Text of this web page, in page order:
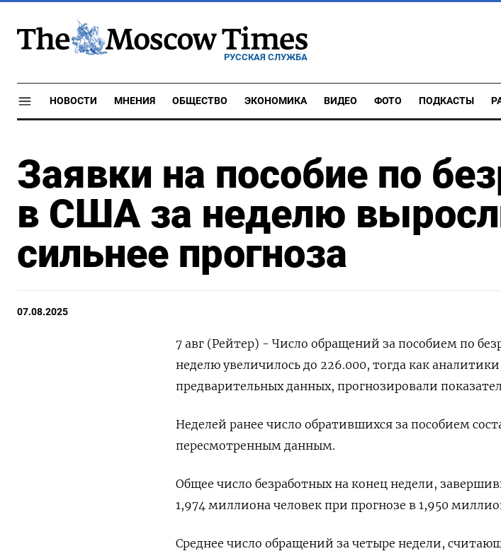
РУССКАЯ СЛУЖБА
НОВОСТИ МНЕНИЯ ОБЩЕСТВО ЭКОНОМИКА ВИДЕО ФОТО ПОДКАСТЫ
Заявки на пособие по
в США за неделю
сильнее прогноза
07.08.2025
7 авг (Рейтер) - Число обращений за пособием по
неделю увеличилось до 226.000, тогда как
предварительных данных, прогнозировали
Неделей ранее число обратившихся за пособием
пересмотренным данным.
Общее число безработных на конец недели,
1,974 миллиона человек при прогнозе в 1,950
Среднее число обращений за четыре недели,